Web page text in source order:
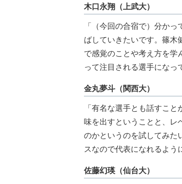
木口永翔（上武大）
「（今回の合宿で）分か
ばしていきたいです。篠木
で感覚のことや考え方を学
って注目される選手になっ
金丸夢斗（関西大）
「有名な選手とも話すこ
味を出すということと、レ
のかというのを試してみた
スなので代表になれるよう
佐藤幻瑛（仙台大）